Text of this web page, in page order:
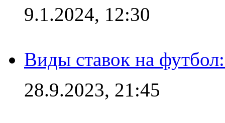
9.1.2024, 12:30
Виды ставок на
28.9.2023, 21:45